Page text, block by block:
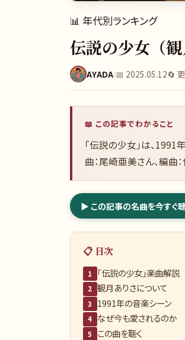
📊 年代別ランキング
伝説の少女（
AYADA|📅 2025.05.12🔄
📖 この記事でわかること
「伝説の少女」は、1991
曲：尾崎亜美さん、編曲
▶ この記事の名曲を今すぐ聴
📋 目次
1 「伝説の少女」楽曲解説
2 観月ありさについて
3 1991年の音楽シーン
4 なぜ今も愛されるのか
5 この曲を聴く